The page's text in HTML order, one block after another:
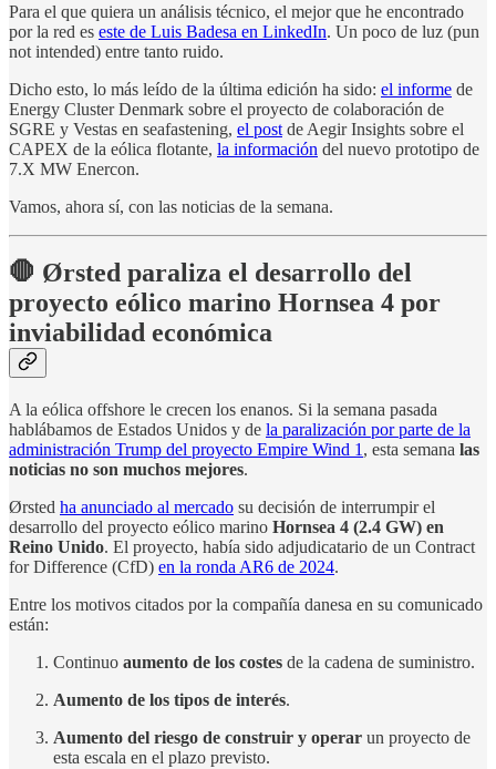
Para el que quiera un análisis técnico, el mejor que he encontrado
por la red es este de Luis Badesa en LinkedIn. Un poco de luz (pun
not intended) entre tanto ruido.
Dicho esto, lo más leído de la última edición ha sido: el informe de
Energy Cluster Denmark sobre el proyecto de colaboración de
SGRE y Vestas en seafastening, el post de Aegir Insights sobre el
CAPEX de la eólica flotante, la información del nuevo prototipo de
7.X MW Enercon.
Vamos, ahora sí, con las noticias de la semana.
🛑 Ørsted paraliza el desarrollo del
proyecto eólico marino Hornsea 4 por
inviabilidad económica
A la eólica offshore le crecen los enanos. Si la semana pasada
hablábamos de Estados Unidos y de la paralización por parte de la
administración Trump del proyecto Empire Wind 1 , esta semana las
noticias no son muchos mejores.
Ørsted ha anunciado al mercado su decisión de interrumpir el
desarrollo del proyecto eólico marino Hornsea 4 (2.4 GW) en
Reino Unido. El proyecto, había sido adjudicatario de un Contract
for Difference (CfD) en la ronda AR6 de 2024.
Entre los motivos citados por la compañía danesa en su comunicado
están:
Continuo aumento de los costes de la cadena de suministro.
Aumento de los tipos de interés.
Aumento del riesgo de construir y operar un proyecto de
esta escala en el plazo previsto.